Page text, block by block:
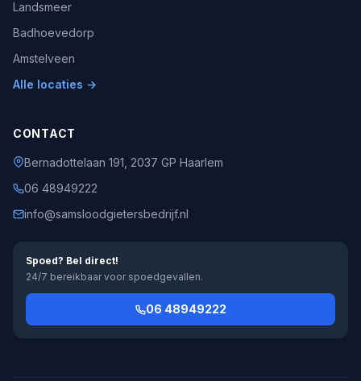
Landsmeer
Badhoevedorp
Amstelveen
Alle locaties →
CONTACT
Bernadottelaan 191, 2037 GP Haarlem
06 48949222
info@samsloodgietersbedrijf.nl
Spoed? Bel direct!
24/7 bereikbaar voor spoedgevallen.
06 48949222